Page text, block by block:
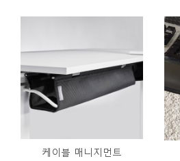
케이블 매니지먼트